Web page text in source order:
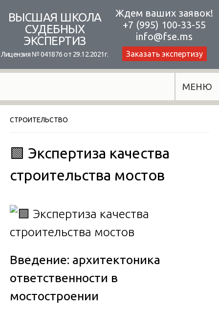
content
ВЫСШАЯ ШКОЛА
СУДЕБНЫХ
ЭКСПЕРТИЗ
Лицензия № 041876 от 29.12.2021г.
Ждем ваших заявок!
+7 (995) 100-33-55
info@fse.ms
Заказать экспертизу
МЕНЮ
СТРОИТЕЛЬСТВО
🟩 Экспертиза качества
строительства мостов
Введение: архитектоника
ответственности в
мостостроении